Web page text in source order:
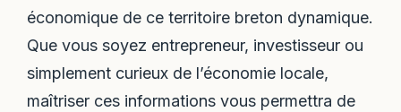
économique de ce territoire breton dynamique.
Que vous soyez entrepreneur, investisseur ou
simplement curieux de l’économie locale,
maîtriser ces informations vous permettra de